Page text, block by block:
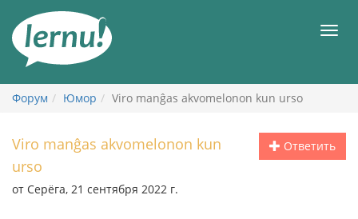
содержанию
Форум Юмор Viro manĝas akvomelonon kun urso
Ответить
Viro manĝas akvomelonon kun
urso
от Серёга, 21 сентября 2022 г.